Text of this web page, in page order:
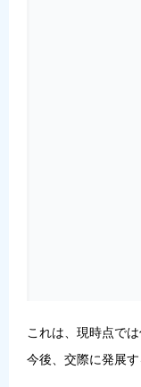
これは、現時点で
今後、交際に発展